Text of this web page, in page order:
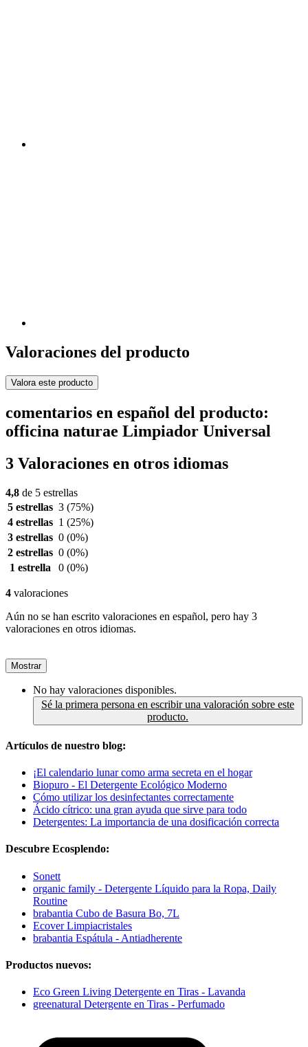
Valoraciones del producto
Valora este producto
comentarios en español del producto:
officina naturae Limpiador Universal
3 Valoraciones en otros idiomas
4,8 de 5 estrellas
5 estrellas 3 (75%)
4 estrellas 1 (25%)
3 estrellas 0 (0%)
2 estrellas 0 (0%)
1 estrella
0 (0%)
4 valoraciones
Aún no se han escrito valoraciones en español, pero hay 3
valoraciones en otros idiomas.
Mostrar
No hay valoraciones disponibles.
Sé la primera persona en escribir una valoración sobre este
producto.
Artículos de nuestro blog:
¡El calendario lunar como arma secreta en el hogar
Biopuro - El Detergente Ecológico Moderno
Cómo utilizar los desinfectantes correctamente
Ácido cítrico: una gran ayuda que sirve para todo
Detergentes: La importancia de una dosificación correcta
Descubre Ecosplendo:
Sonett
organic family - Detergente Líquido para la Ropa, Daily
Routine
brabantia Cubo de Basura Bo, 7L
Ecover Limpiacristales
brabantia Espátula - Antiadherente
Productos nuevos:
Eco Green Living Detergente en Tiras - Lavanda
greenatural Detergente en Tiras - Perfumado